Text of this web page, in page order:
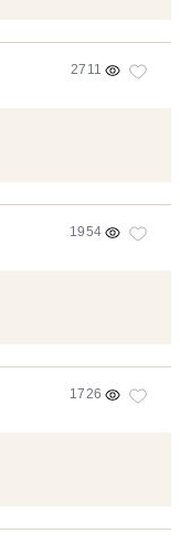
2711
1954
1726